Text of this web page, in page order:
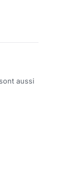
aussi